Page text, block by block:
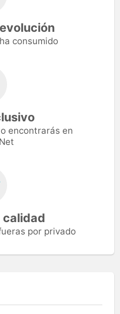
consumido
encontrarás en
calidad
por privado